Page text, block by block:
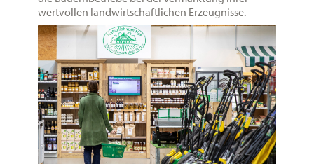
wertvollen landwirtschaftlichen Erzeugnisse.